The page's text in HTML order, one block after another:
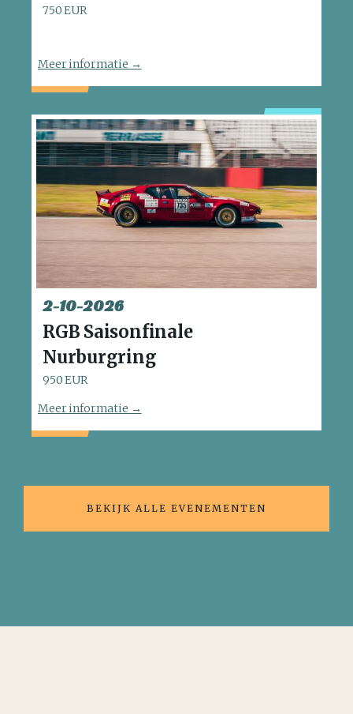
750 EUR
Meer informatie →
2-10-2026
RGB Saisonfinale
Nurburgring
950 EUR
Meer informatie →
BEKIJK ALLE EVENEMENTEN